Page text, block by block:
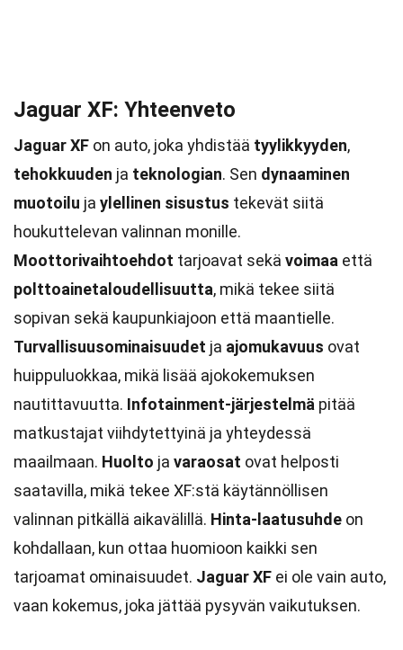
Jaguar XF: Yhteenveto
Jaguar XF on auto, joka yhdistää tyylikkyyden,
tehokkuuden ja teknologian. Sen dynaaminen
muotoilu ja ylellinen sisustus tekevät siitä
houkuttelevan valinnan monille.
Moottorivaihtoehdot tarjoavat sekä voimaa että
polttoainetaloudellisuutta, mikä tekee siitä
sopivan sekä kaupunkiajoon että maantielle.
Turvallisuusominaisuudet ja ajomukavuus ovat
huippuluokkaa, mikä lisää ajokokemuksen
nautittavuutta. Infotainment-järjestelmä pitää
matkustajat viihdytettyinä ja yhteydessä
maailmaan. Huolto ja varaosat ovat helposti
saatavilla, mikä tekee XF:stä käytännöllisen
valinnan pitkällä aikavälillä. Hinta-laatusuhde on
kohdallaan, kun ottaa huomioon kaikki sen
tarjoamat ominaisuudet. Jaguar XF ei ole vain auto,
vaan kokemus, joka jättää pysyvän vaikutuksen.